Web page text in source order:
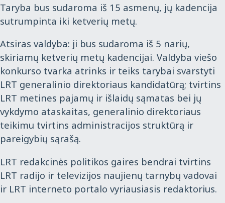
Taryba bus sudaroma iš 15 asmenų, jų kadencija
sutrumpinta iki ketverių metų.
Atsiras valdyba: ji bus sudaroma iš 5 narių,
skiriamų ketverių metų kadencijai. Valdyba viešo
konkurso tvarka atrinks ir teiks tarybai svarstyti
LRT generalinio direktoriaus kandidatūrą; tvirtins
LRT metines pajamų ir išlaidų sąmatas bei jų
vykdymo ataskaitas, generalinio direktoriaus
teikimu tvirtins administracijos struktūrą ir
pareigybių sąrašą.
LRT redakcinės politikos gaires bendrai tvirtins
LRT radijo ir televizijos naujienų tarnybų vadovai
ir LRT interneto portalo vyriausiasis redaktorius.